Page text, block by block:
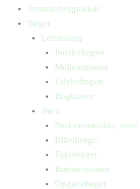
Sommerbogpakker
Bøger
Letlæsning
Indskolingen
Mellemtrinnet
Udskolingen
Bogkasser
Børn
Små mennesker,
Billedbøger
Faktabøger
Børneromaner
Opgavebøger